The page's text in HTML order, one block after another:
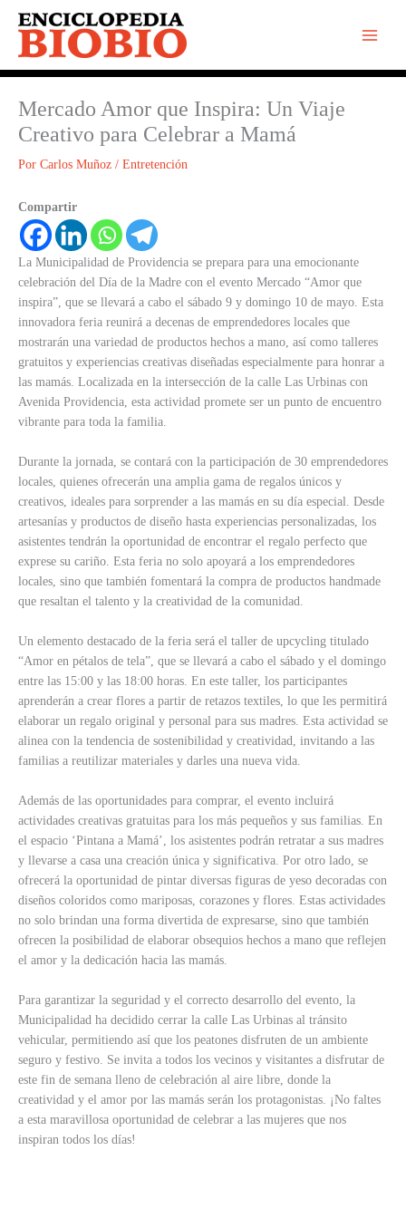
contenido
Mercado Amor que Inspira: Un Viaje
Creativo para Celebrar a Mamá
Por Carlos Muñoz / Entretención
Compartir
La Municipalidad de Providencia se prepara para una emocionante
celebración del Día de la Madre con el evento Mercado “Amor que
inspira”, que se llevará a cabo el sábado 9 y domingo 10 de mayo. Esta
innovadora feria reunirá a decenas de emprendedores locales que
mostrarán una variedad de productos hechos a mano, así como talleres
gratuitos y experiencias creativas diseñadas especialmente para honrar a
las mamás. Localizada en la intersección de la calle Las Urbinas con
Avenida Providencia, esta actividad promete ser un punto de encuentro
vibrante para toda la familia.
Durante la jornada, se contará con la participación de 30 emprendedores
locales, quienes ofrecerán una amplia gama de regalos únicos y
creativos, ideales para sorprender a las mamás en su día especial. Desde
artesanías y productos de diseño hasta experiencias personalizadas, los
asistentes tendrán la oportunidad de encontrar el regalo perfecto que
exprese su cariño. Esta feria no solo apoyará a los emprendedores
locales, sino que también fomentará la compra de productos handmade
que resaltan el talento y la creatividad de la comunidad.
Un elemento destacado de la feria será el taller de upcycling titulado
“Amor en pétalos de tela”, que se llevará a cabo el sábado y el domingo
entre las 15:00 y las 18:00 horas. En este taller, los participantes
aprenderán a crear flores a partir de retazos textiles, lo que les permitirá
elaborar un regalo original y personal para sus madres. Esta actividad se
alinea con la tendencia de sostenibilidad y creatividad, invitando a las
familias a reutilizar materiales y darles una nueva vida.
Además de las oportunidades para comprar, el evento incluirá
actividades creativas gratuitas para los más pequeños y sus familias. En
el espacio ‘Pintana a Mamá’, los asistentes podrán retratar a sus madres
y llevarse a casa una creación única y significativa. Por otro lado, se
ofrecerá la oportunidad de pintar diversas figuras de yeso decoradas con
diseños coloridos como mariposas, corazones y flores. Estas actividades
no solo brindan una forma divertida de expresarse, sino que también
ofrecen la posibilidad de elaborar obsequios hechos a mano que reflejen
el amor y la dedicación hacia las mamás.
Para garantizar la seguridad y el correcto desarrollo del evento, la
Municipalidad ha decidido cerrar la calle Las Urbinas al tránsito
vehicular, permitiendo así que los peatones disfruten de un ambiente
seguro y festivo. Se invita a todos los vecinos y visitantes a disfrutar de
este fin de semana lleno de celebración al aire libre, donde la
creatividad y el amor por las mamás serán los protagonistas. ¡No faltes
a esta maravillosa oportunidad de celebrar a las mujeres que nos
inspiran todos los días!